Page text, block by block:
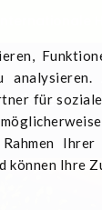
für
Ihre